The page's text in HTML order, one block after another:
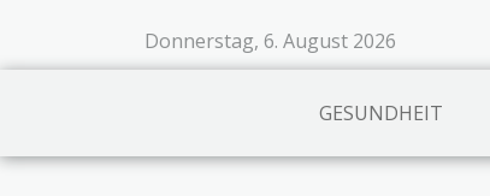
Donnerstag, 6. August 2026
GESUNDHEIT